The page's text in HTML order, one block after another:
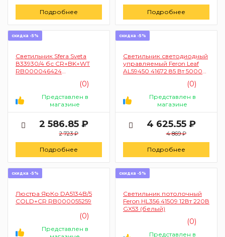
Подробнее Подробнее
скидка -5%
Светильник Sfera Sveta
В33930/4 бс CR+BK+WT
RB000046424
(0)
Представлен в
магазине
2 586.85 ₽
2 723 ₽
Подробнее
скидка -5%
Светильник светодиодный
управляемый Feron Leaf
AL59450 41672 85 Вт 5000
(0)
Представлен в
магазине
4 625.55 ₽
4 869 ₽
Подробнее
скидка -5%
Люстра ЯрКо DA5134B/5
COLD+CR RB000055259
(0)
Представлен в
скидка -5%
Светильник потолочный
Feron HL356 41509 12Вт 220В
GX53 (белый)
(0)
Представлен в